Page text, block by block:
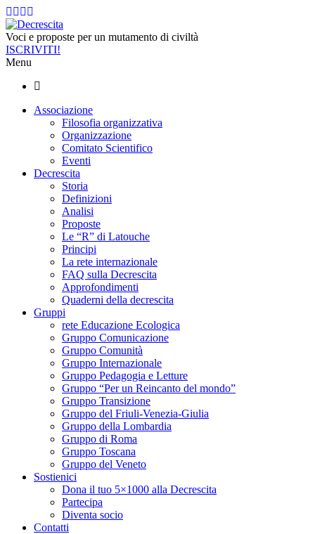
Voci e proposte per un mutamento di civiltà
ISCRIVITI!
Menu
Associazione
Filosofia organizzativa
Organizzazione
Comitato Scientifico
Eventi
Decrescita
Storia
Definizioni
Analisi
Proposte
Le “R” di Latouche
Principi
La rete internazionale
FAQ sulla Decrescita
Approfondimenti
Quaderni della decrescita
Gruppi
rete Educazione Ecologica
Gruppo Comunicazione
Gruppo Comunità
Gruppo Internazionale
Gruppo Pedagogia e Letture
Gruppo “Per un Reincanto del mondo”
Gruppo Transizione
Gruppo del Friuli-Venezia-Giulia
Gruppo della Lombardia
Gruppo di Roma
Gruppo Toscana
Gruppo del Veneto
Sostienici
Dona il tuo 5×1000 alla Decrescita
Partecipa
Diventa socio
Contatti